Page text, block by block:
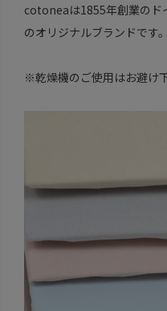
cotoneaは1855年創業の
のオリジナルブランドです。
※乾燥機のご使用はお避け下